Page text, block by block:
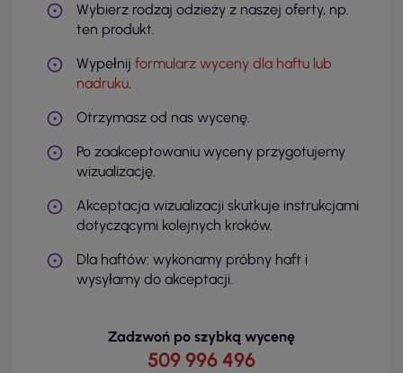
Wybierz rodzaj odzieży z naszej oferty, np.
ten produkt.
Wypełnij formularz wyceny dla haftu lub
nadruku.
Otrzymasz od nas wycenę.
Po zaakceptowaniu wyceny przygotujemy
wizualizację.
Akceptacja wizualizacji skutkuje instrukcjami
dotyczącymi kolejnych kroków.
Dla haftów: wykonamy próbny haft i
wysyłamy do akceptacji.
Zadzwoń po szybką wycenę
509 996 496